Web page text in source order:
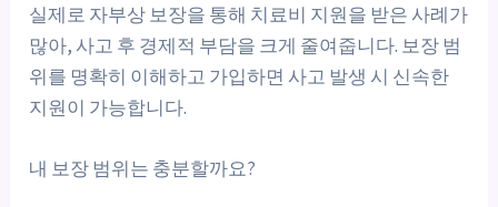
실제로 자부상 보장을 통해 치료비 지원을 받은 사례가
많아, 사고 후 경제적 부담을 크게 줄여줍니다. 보장 범
위를 명확히 이해하고 가입하면 사고 발생 시 신속한
지원이 가능합니다.
내 보장 범위는 충분할까요?